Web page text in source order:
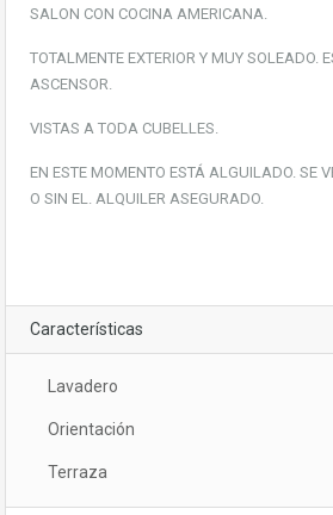
SALON CON COCINA AMERICANA.
TOTALMENTE EXTERIOR Y MUY SOLEADO.
ASCENSOR.
VISTAS A TODA CUBELLES.
EN ESTE MOMENTO ESTÁ ALGUILADO. SE
O SIN EL. ALQUILER ASEGURADO.
Características
Lavadero
Orientación
Terraza